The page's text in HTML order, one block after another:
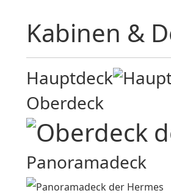
Kabinen &
Hauptdeck
Oberdeck
Panoramadeck